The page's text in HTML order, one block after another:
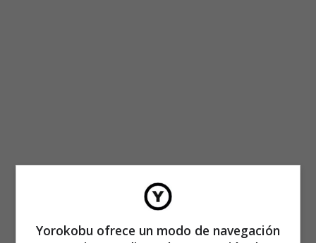
Yorokobu ofrece un modo de navegación